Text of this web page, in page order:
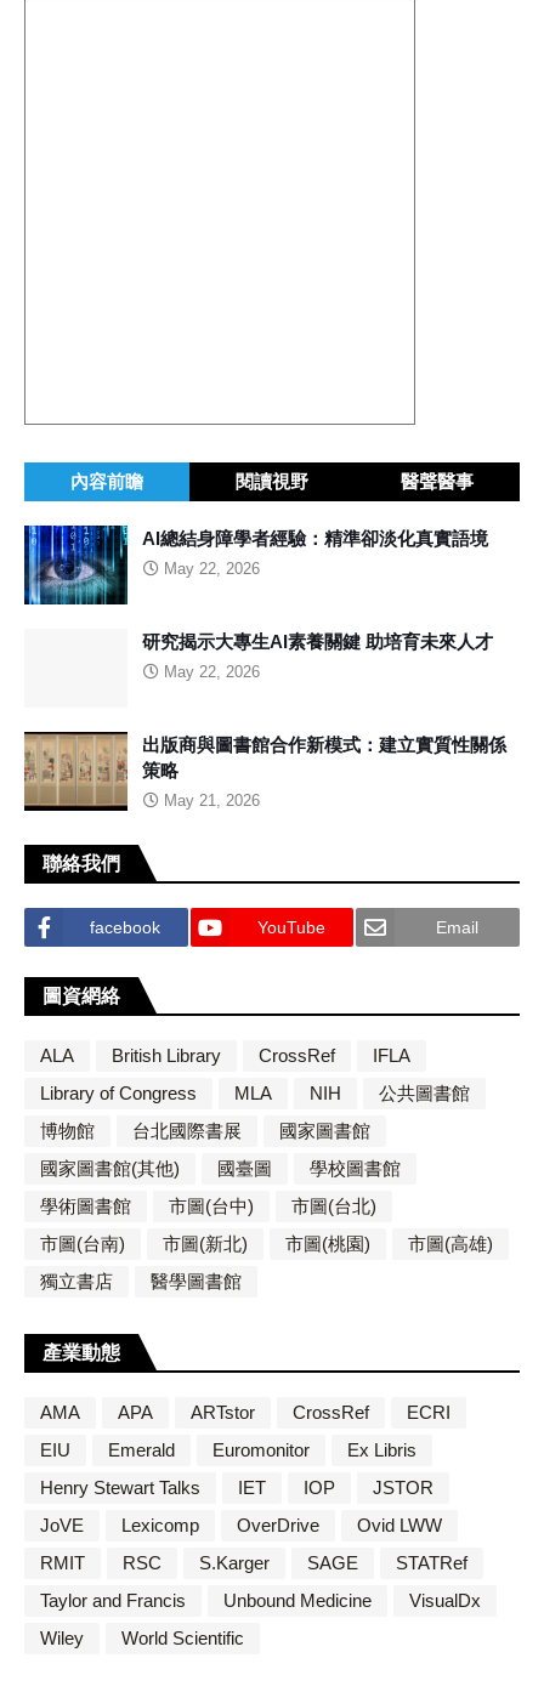
內容前瞻 閱讀視野 醫聲醫事
AI總結身障學者經驗：精準卻淡化真實語境
May 22, 2026
研究揭示大專生AI素養關鍵 助培育未來人才
May 22, 2026
出版商與圖書館合作新模式：建立實質性關係
策略
May 21, 2026
聯絡我們
facebook YouTube Email
圖資網絡
ALA British Library CrossRef
IFLA
Library of Congress
MLA NIH
公共圖書館
博物館
台北國際書展
國家圖書館
國家圖書館(其他)
國臺圖
學校圖書館
學術圖書館
市圖(台中)
市圖(台北)
市圖(台南)
市圖(新北) 市圖(桃園)
市圖(高雄)
獨立書店
醫學圖書館
產業動態
AMA APA ARTstor CrossRef
ECRI
EIU
Emerald Euromonitor
Ex Libris
Henry Stewart Talks
IET IOP
JSTOR
JoVE
Lexicomp OverDrive
Ovid LWW
RMIT
RSC S.Karger SAGE
STATRef
Taylor and Francis
Unbound Medicine
VisualDx
Wiley
World Scientific